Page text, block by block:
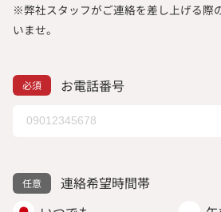
※弊社スタッフがご連絡を差し上げる際
いませ。
お電話番号
連絡希望時間帯